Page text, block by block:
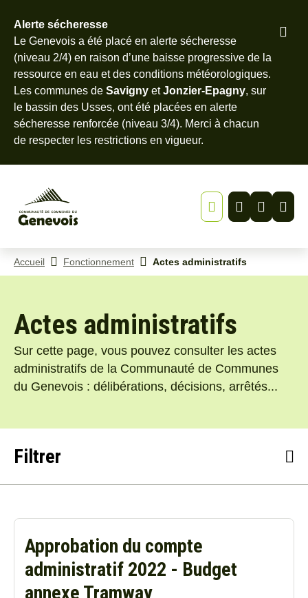
Alerte sécheresse
Le Genevois a été placé en alerte sécheresse
(niveau 2/4) en raison d’une baisse progressive de la
ressource en eau et des conditions météorologiques.
Les communes de Savigny etJonzier-Epagny, sur
le bassin des Usses, ont été placées en alerte
sécheresse renforcée (niveau 3/4). Merci à chacun
de respecter les restrictions en vigueur.
Accueil Fonctionnement Actes administratifs
Actes administratifs
Sur cette page, vous pouvez consulter les actes
administratifs de la Communauté de Communes
du Genevois : délibérations, décisions, arrêtés...
Filtrer
Type de document
Période du
Approbation du compte
administratif 2022 - Budget
annexe Tramway